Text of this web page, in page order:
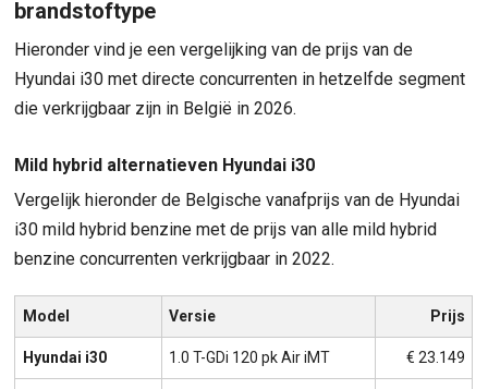
brandstoftype
Hieronder vind je een vergelijking van de prijs van de
Hyundai i30 met directe concurrenten in hetzelfde segment
die verkrijgbaar zijn in België in 2026.
Mild hybrid alternatieven Hyundai i30
Vergelijk hieronder de Belgische vanafprijs van de Hyundai
i30 mild hybrid benzine met de prijs van alle mild hybrid
benzine concurrenten verkrijgbaar in 2022.
Model Versie Prijs
Hyundai i30 1.0 T-GDi 120 pk Air iMT € 23.149